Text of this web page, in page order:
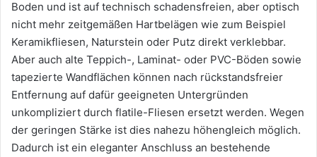
Boden und ist auf technisch schadensfreien, aber optisch
nicht mehr zeitgemäßen Hartbelägen wie zum Beispiel
Keramikfliesen, Naturstein oder Putz direkt verklebbar.
Aber auch alte Teppich-, Laminat- oder PVC-Böden sowie
tapezierte Wandflächen können nach rückstandsfreier
Entfernung auf dafür geeigneten Untergründen
unkompliziert durch flatile-Fliesen ersetzt werden. Wegen
der geringen Stärke ist dies nahezu höhengleich möglich.
Dadurch ist ein eleganter Anschluss an bestehende